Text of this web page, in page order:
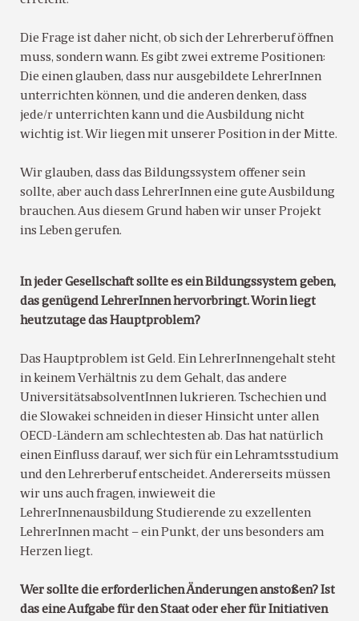
Die Frage ist daher nicht, ob sich der Lehrerberuf öffnen
muss, sondern wann. Es gibt zwei extreme Positionen:
Die einen glauben, dass nur ausgebildete LehrerInnen
unterrichten können, und die anderen denken, dass
jede/r unterrichten kann und die Ausbildung nicht
wichtig ist. Wir liegen mit unserer Position in der Mitte.
Wir glauben, dass das Bildungssystem offener sein
sollte, aber auch dass LehrerInnen eine gute Ausbildung
brauchen. Aus diesem Grund haben wir unser Projekt
ins Leben gerufen.
In jeder Gesellschaft sollte es ein Bildungssystem geben,
das genügendLehrerInnen hervorbringt. Worin liegt
heutzutage das Hauptproblem?
Das Hauptproblem ist Geld. Ein LehrerInnengehalt steht
in keinem Verhältnis zu dem Gehalt, das andere
UniversitätsabsolventInnen lukrieren. Tschechien und
die Slowakei schneiden in dieser Hinsicht unter allen
OECD-Ländern am schlechtesten ab. Das hat natürlich
einen Einfluss darauf, wer sich für ein Lehramtsstudium
und den Lehrerberuf entscheidet. Andererseits müssen
wir uns auch fragen, inwieweit die
LehrerInnenausbildung Studierende zu exzellenten
LehrerInnen macht – ein Punkt, der uns besonders am
Herzen liegt.
Wer sollte die erforderlichen Änderungen anstoßen? Ist
das eine Aufgabe für den Staat oder eher für Initiativen